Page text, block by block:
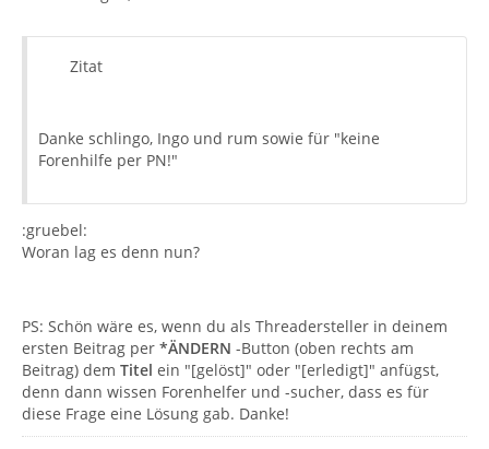
Zitat
Danke schlingo, Ingo und rum sowie für "keine
Forenhilfe per PN!"
:gruebel:
Woran lag es denn nun?
PS: Schön wäre es, wenn du als Threadersteller in deinem
ersten Beitrag per *ÄNDERN -Button (oben rechts am
Beitrag) dem Titel ein "[gelöst]" oder "[erledigt]" anfügst,
denn dann wissen Forenhelfer und -sucher, dass es für
diese Frage eine Lösung gab. Danke!